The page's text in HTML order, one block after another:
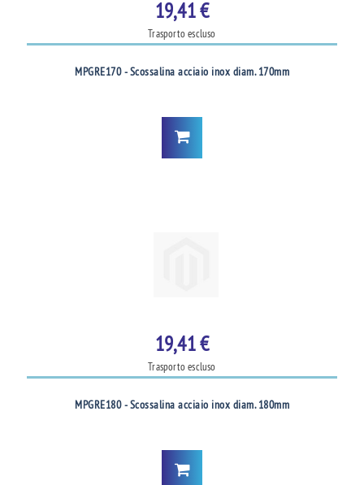
19,41 €
Trasporto escluso
MPGRE170 - Scossalina acciaio inox diam. 170mm
19,41 €
Trasporto escluso
MPGRE180 - Scossalina acciaio inox diam. 180mm